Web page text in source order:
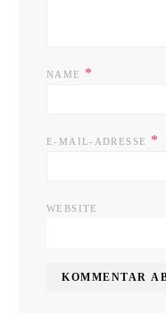
NAME *
E-MAIL-ADRESSE *
WEBSITE